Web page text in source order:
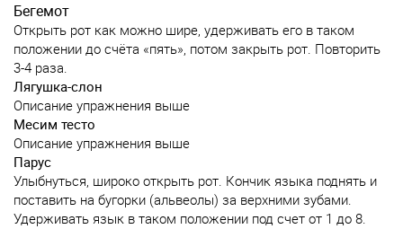
Бегемот
Открыть рот как можно шире, удерживать его в таком
положении до счёта «пять», потом закрыть рот. Повторить
3-4 раза.
Лягушка-слон
Описание упражнения выше
Месим тесто
Описание упражнения выше
Парус
Улыбнуться, широко открыть рот. Кончик языка поднять и
поставить на бугорки (альвеолы) за верхними зубами.
Удерживать язык в таком положении под счет от 1 до 8.